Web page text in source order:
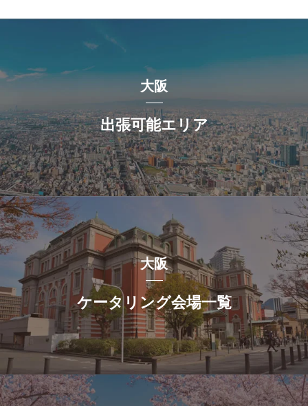
大阪
出張可能エリア
大阪
ケータリング会場一覧